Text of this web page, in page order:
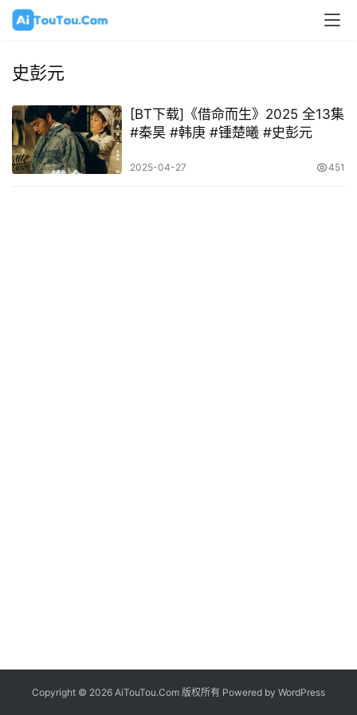
史彭元
[BT下载]《借命而生》2025 全13集
#秦昊 #韩庚 #锺楚曦 #史彭元
2025-04-27 451
Copyright © 2026 AiTouTou.Com 版权所有 Powered by WordPress